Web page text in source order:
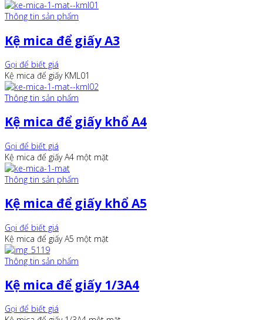
Thông tin sản phẩm
Kệ mica để giấy A3
Gọi để biết giá
Kệ mica để giấy KML01
Thông tin sản phẩm
Kệ mica để giấy khổ A4
Gọi để biết giá
Kệ mica để giấy A4 một mặt
Thông tin sản phẩm
Kệ mica để giấy khổ A5
Gọi để biết giá
Kệ mica để giấy A5 một mặt
Thông tin sản phẩm
Kệ mica để giấy 1/3A4
Gọi để biết giá